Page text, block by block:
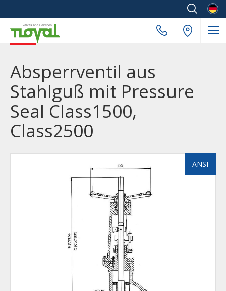
Absperrventil aus
Stahlguß mit Pressure
Seal Class1500,
Class2500
ANSI